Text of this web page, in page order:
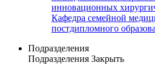
инновационных
Кафедра семейной
постдипломного
Подразделения
Подразделения Закрыть